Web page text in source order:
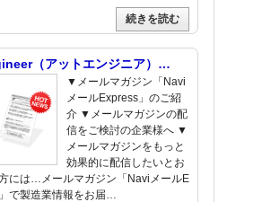
続きを読む
（アットエンジニア）…
▼メールマガジン「Navi
メールExpress」のご紹
介 ▼メールマガジンの配
信をご検討の企業様へ ▼
メールマガジンをもっと
効果的に配信したいとお
には…メールマガジン「NaviメールE
で製造業情報をお届…